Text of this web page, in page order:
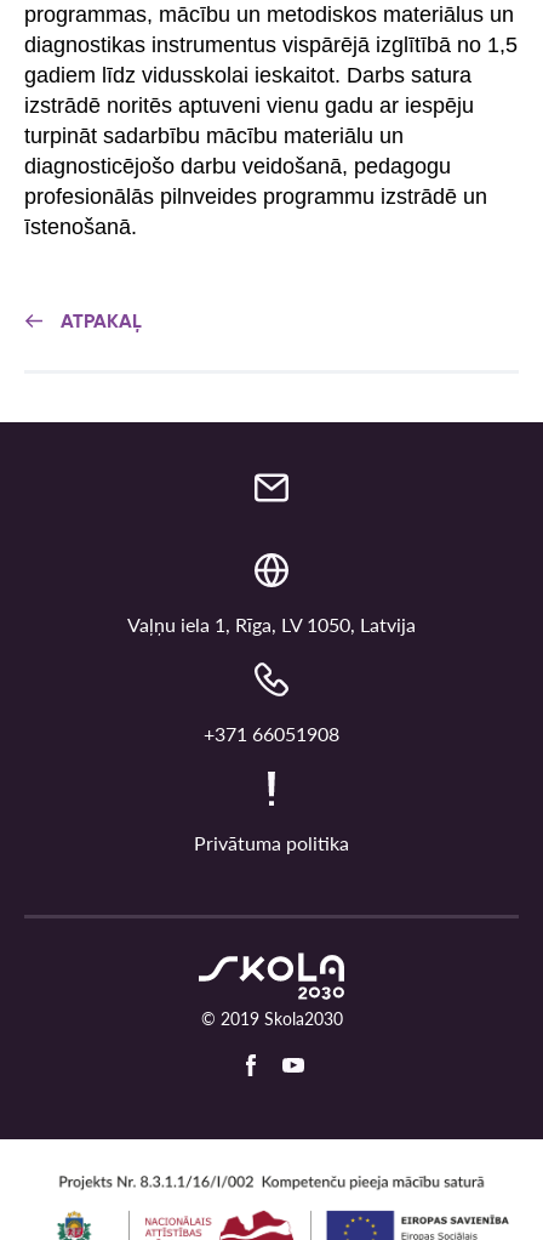
programmas, mācību un metodiskos materiālus un
diagnostikas instrumentus vispārējā izglītībā no 1,5
gadiem līdz vidusskolai ieskaitot. Darbs satura
izstrādē noritēs aptuveni vienu gadu ar iespēju
turpināt sadarbību mācību materiālu un
diagnosticējošo darbu veidošanā, pedagogu
profesionālās pilnveides programmu izstrādē un
īstenošanā.
ATPAKAĻ
Vaļņu iela 1, Rīga, LV 1050, Latvija
+371 66051908
Privātuma politika
© 2019 Skola2030